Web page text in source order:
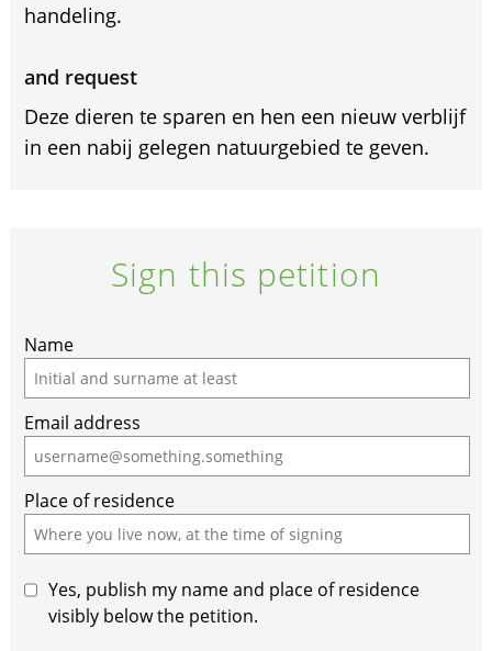
handeling.
and request
Deze dieren te sparen en hen een nieuw verblijf
in een nabij gelegen natuurgebied te geven.
Sign this petition
If
you
are
a
human,
ignore
this
field
Name
Email address
Place of residence
Yes, publish my name and place of residence
visibly below the petition.